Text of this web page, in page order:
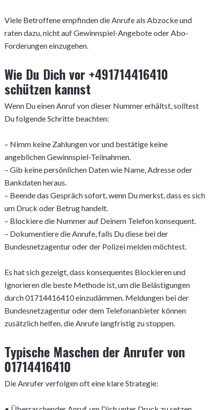
Viele Betroffene empfinden die Anrufe als Abzocke und
raten dazu, nicht auf Gewinnspiel-Angebote oder Abo-
Forderungen einzugehen.
Wie Du Dich vor +491714416410
schützen kannst
Wenn Du einen Anruf von dieser Nummer erhältst, solltest
Du folgende Schritte beachten:
– Nimm keine Zahlungen vor und bestätige keine
angeblichen Gewinnspiel-Teilnahmen.
– Gib keine persönlichen Daten wie Name, Adresse oder
Bankdaten heraus.
– Beende das Gespräch sofort, wenn Du merkst, dass es sich
um Druck oder Betrug handelt.
– Blockiere die Nummer auf Deinem Telefon konsequent.
– Dokumentiere die Anrufe, falls Du diese bei der
Bundesnetzagentur oder der Polizei melden möchtest.
Es hat sich gezeigt, dass konsequentes Blockieren und
Ignorieren die beste Methode ist, um die Belästigungen
durch 01714416410 einzudämmen. Meldungen bei der
Bundesnetzagentur oder dem Telefonanbieter können
zusätzlich helfen, die Anrufe langfristig zu stoppen.
Typische Maschen der Anrufer von
01714416410
Die Anrufer verfolgen oft eine klare Strategie: